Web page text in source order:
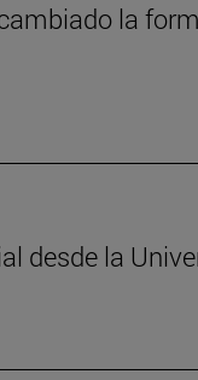
la
desde la